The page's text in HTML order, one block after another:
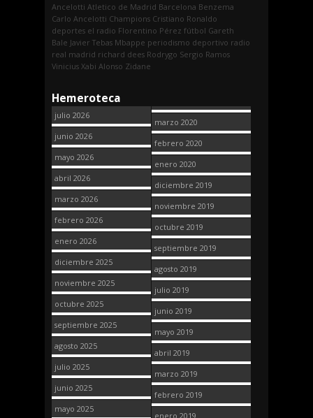
Ancelotti Atletico de Madrid Barcelona Benzema
Carlo Ancelotti Champions Cristiano Ronaldo
deportes el radio Florentino Pérez fútbol Gareth
Bale Javier Tebas Mbappe periodismo deportivo radio
real madrid richard dees Rodrygo Sergio Ramos
Vinicius Xabi Alonso Zidane
Hemeroteca
julio 2026
junio 2026
mayo 2026
abril 2026
marzo 2026
febrero 2026
enero 2026
diciembre 2025
noviembre 2025
octubre 2025
septiembre 2025
agosto 2025
julio 2025
junio 2025
mayo 2025
marzo 2020
febrero 2020
enero 2020
diciembre 2019
noviembre 2019
octubre 2019
septiembre 2019
agosto 2019
julio 2019
junio 2019
mayo 2019
abril 2019
marzo 2019
febrero 2019
enero 2019